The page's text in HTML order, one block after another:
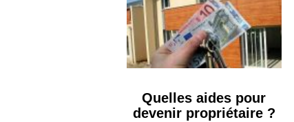
Quelles aides pour
devenir propriétaire ?